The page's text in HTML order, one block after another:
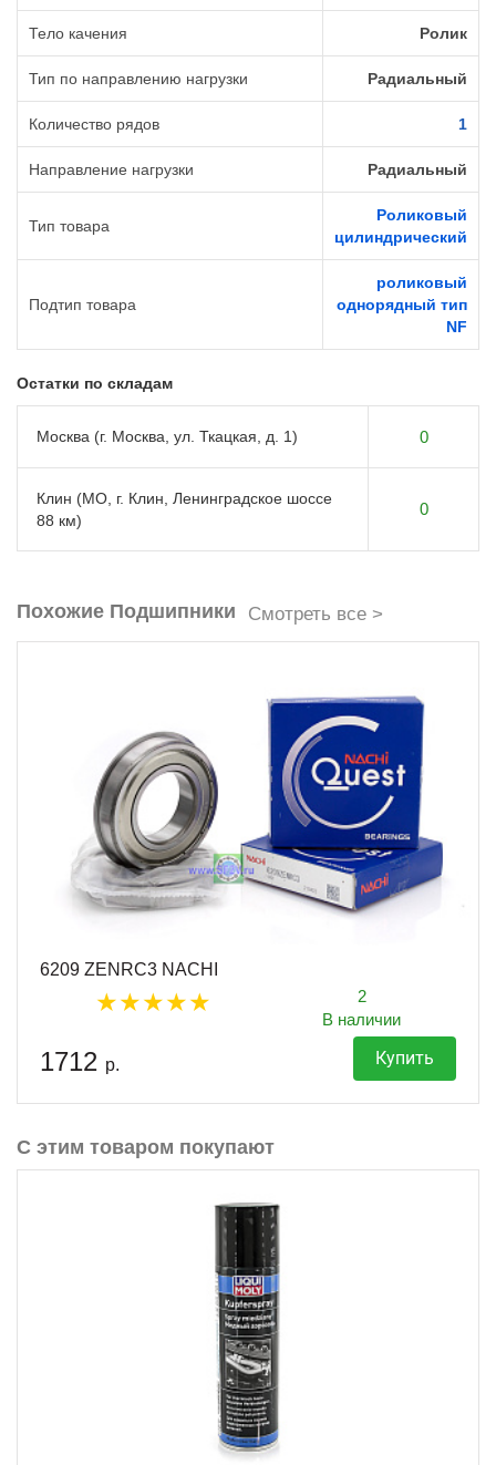
Тело качения Ролик
Тип по направлению нагрузки Радиальный
Количество рядов 1
Направление нагрузки Радиальный
Тип товара
Роликовый
цилиндрический
Подтип товара
роликовый
однорядный тип
NF
Остатки по складам
Москва (г. Москва, ул. Ткацкая, д. 1) 0
Клин (МО, г. Клин, Ленинградское шоссе
88 км)
0
Похожие Подшипники Смотреть все >
6209 ZENRC3 NACHI
2
В наличии
1712 р. Купить
С этим товаром покупают